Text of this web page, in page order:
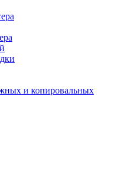
и копировальных